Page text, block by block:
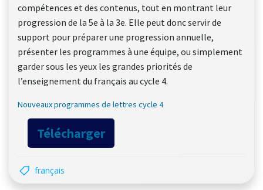
compétences et des contenus, tout en montrant leur
progression de la 5e à la 3e. Elle peut donc servir de
support pour préparer une progression annuelle,
présenter les programmes à une équipe, ou simplement
garder sous les yeux les grandes priorités de
l’enseignement du français au cycle 4.
Nouveaux programmes de lettres cycle 4
Télécharger
français